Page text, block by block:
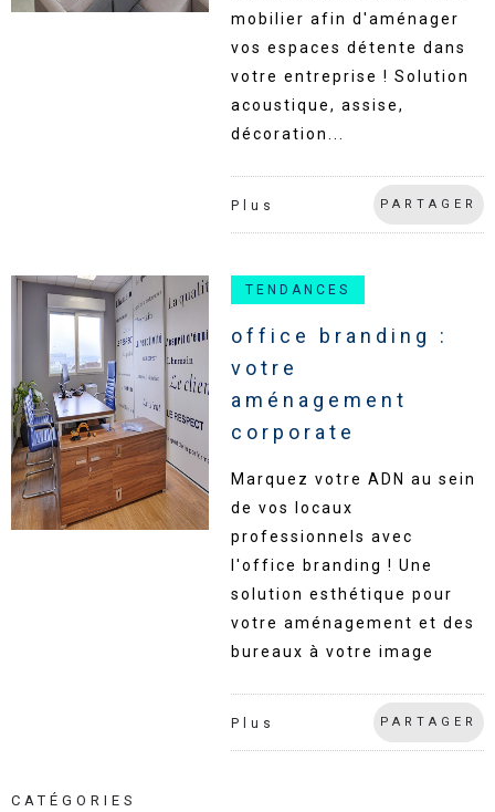
mobilier afin d'aménager
vos espaces détente dans
votre entreprise ! Solution
acoustique, assise,
décoration...
Plus PARTAGER
TENDANCES
office branding :
votre
aménagement
corporate
Marquez votre ADN au sein
de vos locaux
professionnels avec
l'office branding ! Une
solution esthétique pour
votre aménagement et des
bureaux à votre image
Plus PARTAGER
CATÉGORIES